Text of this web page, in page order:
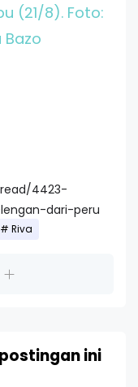
(21/8). Foto:
Bazo
4423-
dari-peru
Riva
ini